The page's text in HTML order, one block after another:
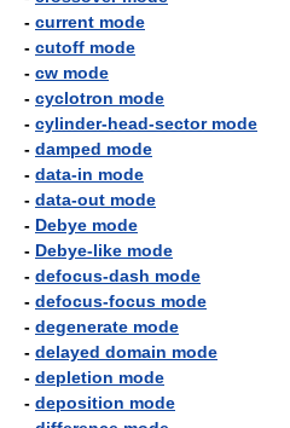
- current mode
- cutoff mode
- cw mode
- cyclotron mode
- cylinder-head-sector mode
- damped mode
- data-in mode
- data-out mode
- Debye mode
- Debye-like mode
- defocus-dash mode
- defocus-focus mode
- degenerate mode
- delayed domain mode
- depletion mode
- deposition mode